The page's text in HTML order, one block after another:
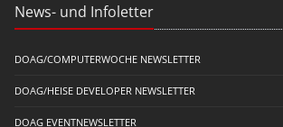
News- und Infoletter
DOAG/COMPUTERWOCHE NEWSLETTER
DOAG/HEISE DEVELOPER NEWSLETTER
DOAG EVENTNEWSLETTER